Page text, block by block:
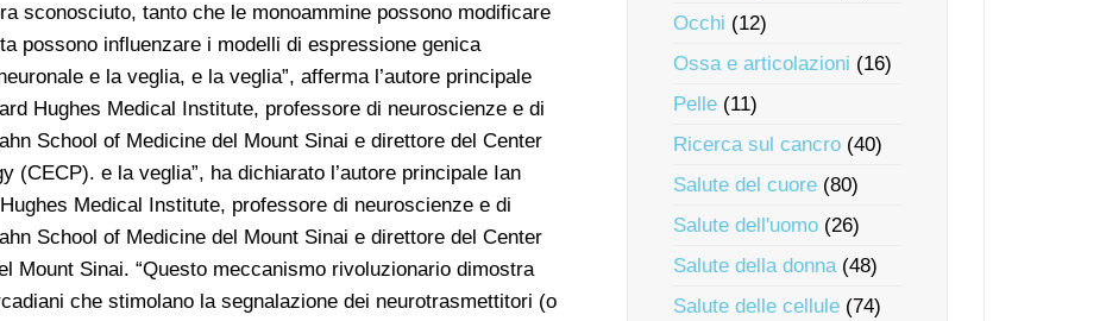
sconosciuto, tanto che le monoammine possono modificare
possono influenzare i modelli di espressione genica
e la veglia, e la veglia”, afferma l’autore principale
Hughes Medical Institute, professore di neuroscienze e di
School of Medicine del Mount Sinai e direttore del Center
(CECP). e la veglia”, ha dichiarato l’autore principale Ian
Medical Institute, professore di neuroscienze e di
School of Medicine del Mount Sinai e direttore del Center
Mount Sinai. “Questo meccanismo rivoluzionario dimostra
che stimolano la segnalazione dei neurotrasmettitori (o
Occhi (12)
Ossa e articolazioni (16)
Pelle (11)
Ricerca sul cancro (40)
Salute del cuore (80)
Salute dell'uomo (26)
Salute della donna(48)
Salute delle cellule (74)